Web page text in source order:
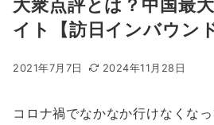
大衆点評とは？中国最
イト【訪日インバウン
2021年7月7日 2024年11月28日
コロナ禍でなかなか行けなくな